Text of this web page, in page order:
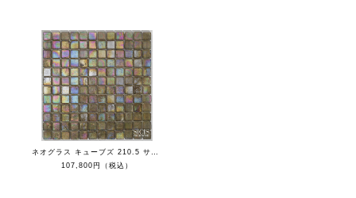
ネオグラス キューブズ 210.5 サテン
107,800円（税込）